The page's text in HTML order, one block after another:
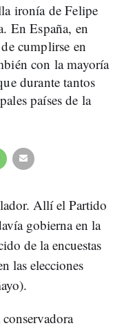
ironía de Felipe
En España, en
cumplirse en
con la mayoría
durante tantos
países de la
Allí el Partido
gobierna en la
de la encuestas
las elecciones